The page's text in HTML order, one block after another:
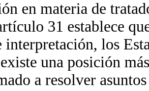
en materia de
31 establece
interpretación, los
una posición
a resolver